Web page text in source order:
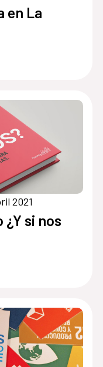
en La
2021
si nos